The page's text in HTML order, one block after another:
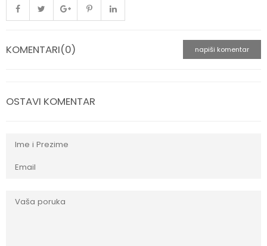
KOMENTARI(0) napiši komentar
OSTAVI KOMENTAR